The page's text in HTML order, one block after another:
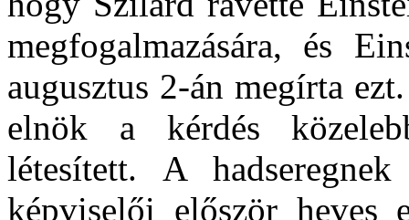
megfogalmazására, és
augusztus 2-án megírta
elnök a kérdés
létesített. A
képviselői először heves